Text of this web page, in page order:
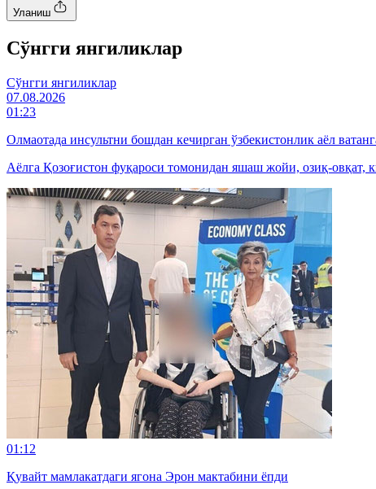
Уланиш
Cўнгги янгиликлар
Cўнгги янгиликлар
07.08.2026
01:23
Олмаотада инсультни бошдан кечирган ўзбекистонлик аёл
Аёлга Қозоғистон фуқароси томонидан яшаш жойи, озиқ-
01:12
Қувайт мамлакатдаги ягона Эрон мактабини ёпди